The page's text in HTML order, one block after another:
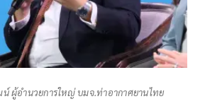
ผู้อำนวยการใหญ่ บมจ.ท่าอากาศยานไทย